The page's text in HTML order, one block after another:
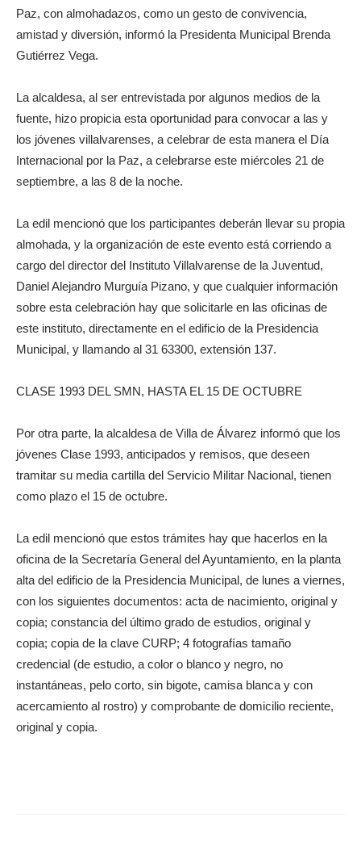
Paz, con almohadazos, como un gesto de convivencia,
amistad y diversión, informó la Presidenta Municipal Brenda
Gutiérrez Vega.
La alcaldesa, al ser entrevistada por algunos medios de la
fuente, hizo propicia esta oportunidad para convocar a las y
los jóvenes villalvarenses, a celebrar de esta manera el Día
Internacional por la Paz, a celebrarse este miércoles 21 de
septiembre, a las 8 de la noche.
La edil mencionó que los participantes deberán llevar su propia
almohada, y la organización de este evento está corriendo a
cargo del director del Instituto Villalvarense de la Juventud,
Daniel Alejandro Murguía Pizano, y que cualquier información
sobre esta celebración hay que solicitarle en las oficinas de
este instituto, directamente en el edificio de la Presidencia
Municipal, y llamando al 31 63300, extensión 137.
CLASE 1993 DEL SMN, HASTA EL 15 DE OCTUBRE
Por otra parte, la alcaldesa de Villa de Álvarez informó que los
jóvenes Clase 1993, anticipados y remisos, que deseen
tramitar su media cartilla del Servicio Militar Nacional, tienen
como plazo el 15 de octubre.
La edil mencionó que estos trámites hay que hacerlos en la
oficina de la Secretaría General del Ayuntamiento, en la planta
alta del edificio de la Presidencia Municipal, de lunes a viernes,
con los siguientes documentos: acta de nacimiento, original y
copia; constancia del último grado de estudios, original y
copia; copia de la clave CURP; 4 fotografías tamaño
credencial (de estudio, a color o blanco y negro, no
instantáneas, pelo corto, sin bigote, camisa blanca y con
acercamiento al rostro) y comprobante de domicilio reciente,
original y copia.